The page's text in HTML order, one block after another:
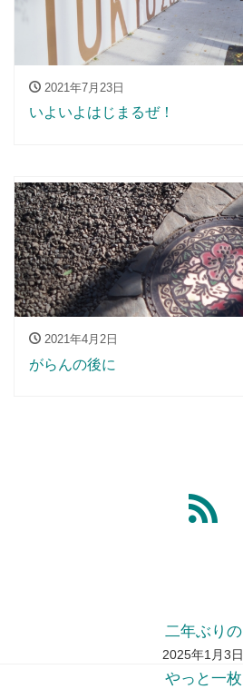
2021年7月23日
いよいよはじまるぜ！
2021年4月2日
がらんの後に
二年ぶりの
2025年1月3日
やっと一枚